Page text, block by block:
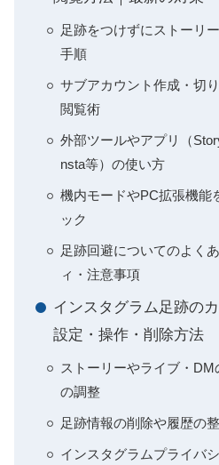
足跡をつけずにストーリ
手順
サブアカウント作成・切
閲覧術
外部ツールやアプリ（
nsta等）の使い方
機内モードやPC拡張機能
ック
足跡回避についてのよく
ィ・注意事項
インスタグラム足跡の
設定・操作・削除方法
ストーリーやライブ・
の調整
足跡情報の削除や履歴の
インスタグラムプライバ